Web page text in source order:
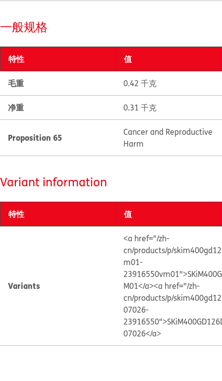
一般规格
特性 值
毛重 0.42 千克
净重 0.31 千克
Proposition 65
Cancer and Reproductive
Harm
Variant information
特性 值
Variants
<a href="/zh-
cn/products/p/
m01-
M01</a><a href="/zh-
cn/products/p/
07026-
07026</a>